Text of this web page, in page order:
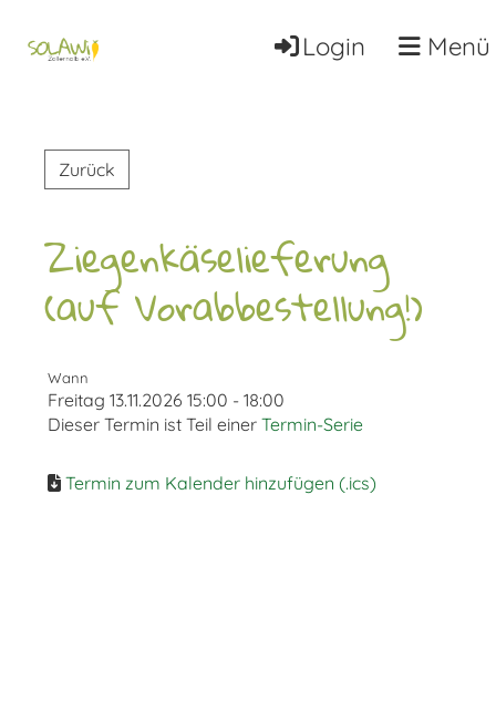
Login Menü
Zurück
Ziegenkäselieferung
(auf Vorabbestellung!)
Wann
Freitag 13.11.2026 15:00 - 18:00
Dieser Termin ist Teil einer Termin-Serie
Termin zum Kalender hinzufügen (.ics)